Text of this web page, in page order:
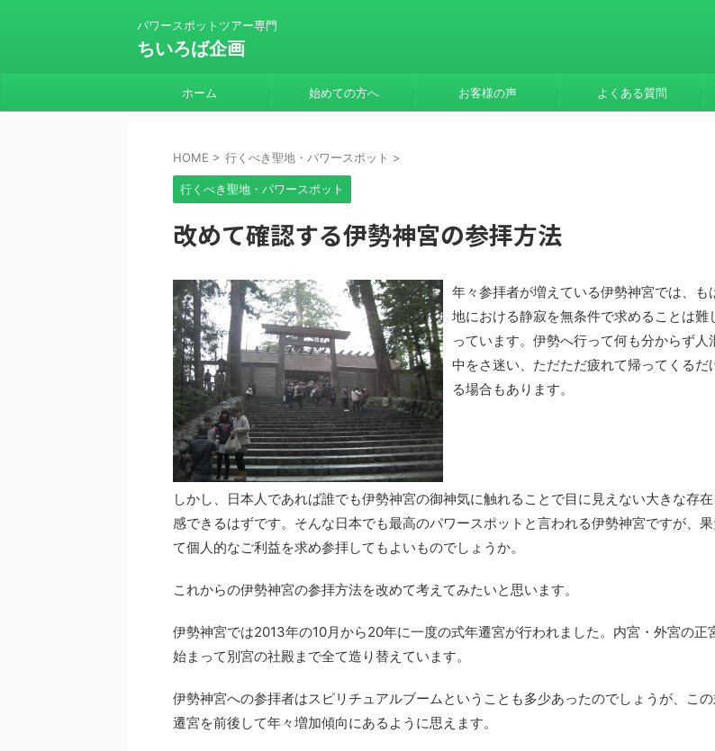
パワースポットツアー専門
ちいろば企画
ホーム 始めての方へ お客様の声 よくある質問
HOME > 行くべき聖地・パワースポット >
行くべき聖地・パワースポット
改めて確認する伊勢神宮の参拝方法
年々参拝者が増えている伊勢神宮では、も
地における静寂を無条件で求めることは難
っています。伊勢へ行って何も分からず人
中をさ迷い、ただただ疲れて帰ってくるだ
る場合もあります。
しかし、日本人であれば誰でも伊勢神宮の御神気に触れることで目に見えない大きな存
感できるはずです。そんな日本でも最高のパワースポットと言われる伊勢神宮ですが、果
て個人的なご利益を求め参拝してもよいものでしょうか。
これからの伊勢神宮の参拝方法を改めて考えてみたいと思います。
伊勢神宮では2013年の10月から20年に一度の式年遷宮が行われました。内宮・外宮の正
始まって別宮の社殿まで全て造り替えています。
伊勢神宮への参拝者はスピリチュアルブームということも多少あったのでしょうが、こ
遷宮を前後して年々増加傾向にあるように思えます。